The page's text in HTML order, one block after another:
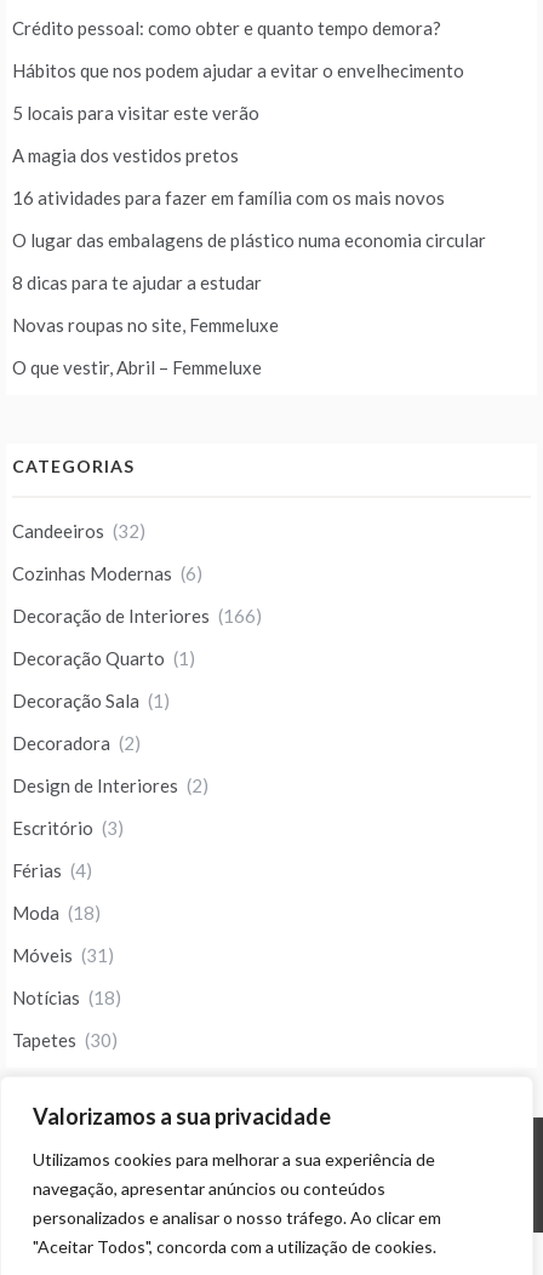
Valorizamos a sua privacidade
Utilizamos cookies para melhorar a sua experiência de
navegação, apresentar anúncios ou conteúdos
personalizados e analisar o nosso tráfego. Ao clicar em
"Aceitar Todos", concorda com a utilização de cookies.
Crédito pessoal: como obter e quanto tempo demora?
Hábitos que nos podem ajudar a evitar o envelhecimento
5 locais para visitar este verão
A magia dos vestidos pretos
16 atividades para fazer em família com os mais novos
O lugar das embalagens de plástico numa economia circular
8 dicas para te ajudar a estudar
Novas roupas no site, Femmeluxe
O que vestir, Abril – Femmeluxe
CATEGORIAS
Candeeiros (32)
Cozinhas Modernas (6)
Decoração de Interiores (166)
Decoração Quarto (1)
Decoração Sala (1)
Decoradora (2)
Design de Interiores (2)
Escritório (3)
Férias (4)
Moda (18)
Móveis (31)
Notícias (18)
Tapetes (30)